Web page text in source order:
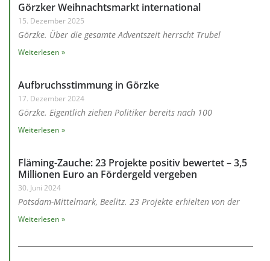
Görzker Weihnachtsmarkt international
15. Dezember 2025
Görzke. Über die gesamte Adventszeit herrscht Trubel
Weiterlesen »
Aufbruchsstimmung in Görzke
17. Dezember 2024
Görzke. Eigentlich ziehen Politiker bereits nach 100
Weiterlesen »
Fläming-Zauche: 23 Projekte positiv bewertet – 3,5
Millionen Euro an Fördergeld vergeben
30. Juni 2024
Potsdam-Mittelmark, Beelitz. 23 Projekte erhielten von der
Weiterlesen »